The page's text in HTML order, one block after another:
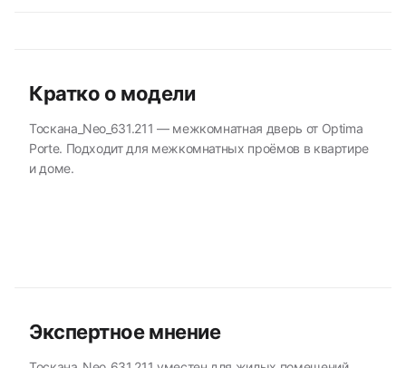
Кратко о модели
Тоскана_Neo_631.211 — межкомнатная дверь от Optima
Porte. Подходит для межкомнатных проёмов в квартире
и доме.
Экспертное мнение